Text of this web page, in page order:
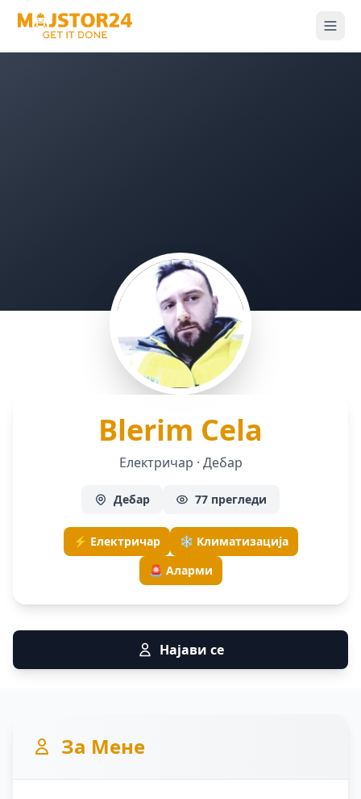
Blerim Cela
Електричар · Дебар
Дебар 77 прегледи
⚡ Електричар
❄️ Климатизација
🚨 Аларми
Најави се
За Мене